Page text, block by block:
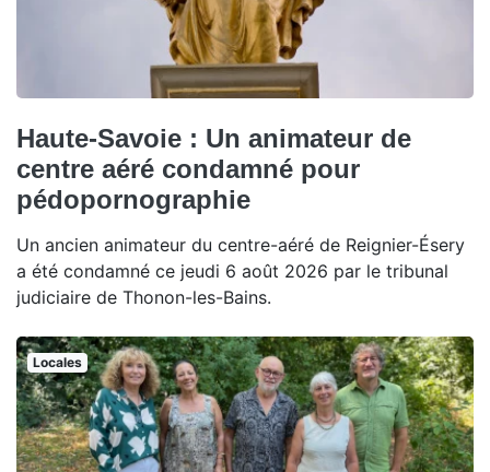
Haute-Savoie : Un animateur de
centre aéré condamné pour
pédopornographie
Un ancien animateur du centre-aéré de Reignier-Ésery
a été condamné ce jeudi 6 août 2026 par le tribunal
judiciaire de Thonon-les-Bains.
Locales